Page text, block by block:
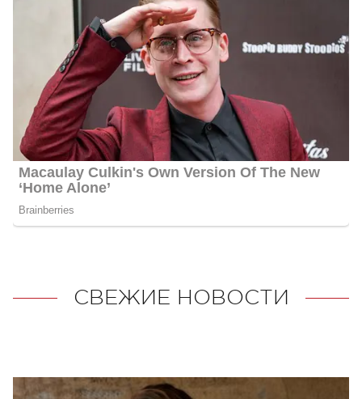
СВЕЖИЕ НОВОСТИ